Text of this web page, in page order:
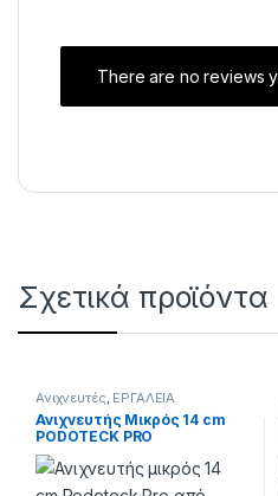
There are no reviews
Σχετικά προϊόντα
Ανιχνευτές, ΕΡΓΑΛΕΙΑ
Ανιχνευτής Μικρός 14 cm
PODOTECK PRO